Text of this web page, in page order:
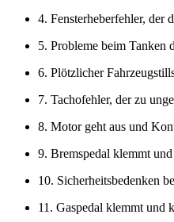
4. Fensterheberfehler, der
5. Probleme beim Tanken
6. Plötzlicher
7. Tachofehler, der zu
8. Motor geht aus und
9. Bremspedal klemmt
10. Sicherheitsbedenken
11. Gaspedal klemmt und